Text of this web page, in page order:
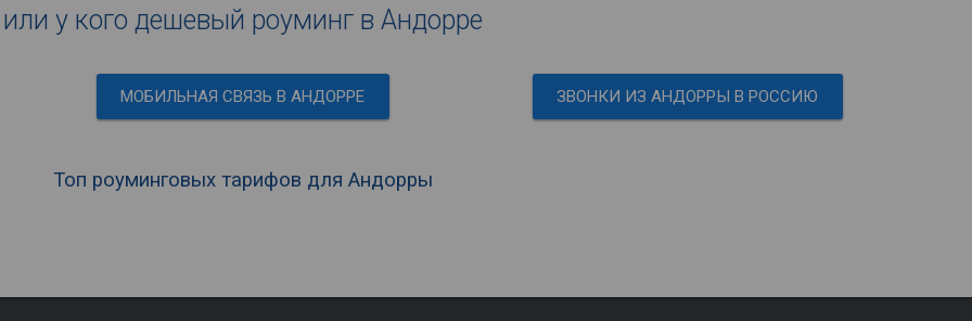
или у кого дешевый роуминг в Андорре
МОБИЛЬНАЯ СВЯЗЬ В АНДОРРЕ ЗВОНКИ ИЗ АНДОРРЫ В РОССИЮ
Топ роуминговых тарифов для Андорры